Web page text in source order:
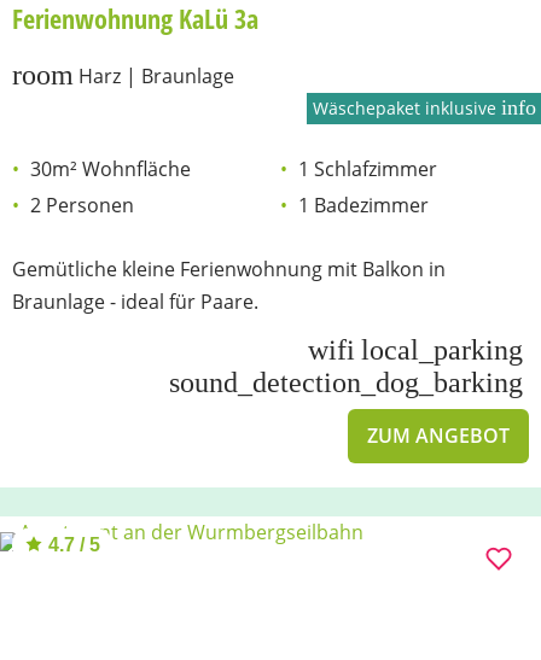
Ferienwohnung KaLü 3a
room Harz | Braunlage
Wäschepaket inklusiveinfo
30m² Wohnfläche
2 Personen
1 Schlafzimmer
1 Badezimmer
Gemütliche kleine Ferienwohnung mit Balkon in
Braunlage - ideal für Paare.
wifi local_parking
sound_detection_dog_barking
ZUM ANGEBOT
4.7 / 5